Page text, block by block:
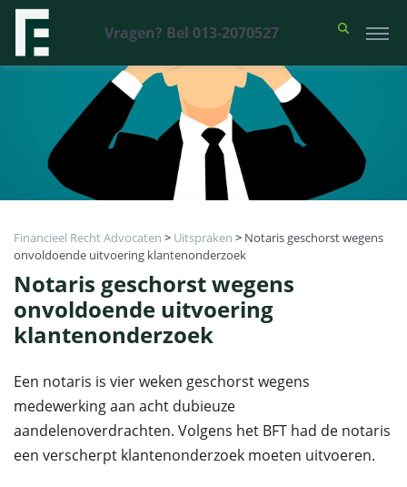
Vragen? Bel 013-2070527
Financieel Recht Advocaten > Uitspraken > Notaris geschorst wegens
onvoldoende uitvoering klantenonderzoek
Notaris geschorst wegens
onvoldoende uitvoering
klantenonderzoek
Een notaris is vier weken geschorst wegens
medewerking aan acht dubieuze
aandelenoverdrachten. Volgens het BFT had de notaris
een verscherpt klantenonderzoek moeten uitvoeren.